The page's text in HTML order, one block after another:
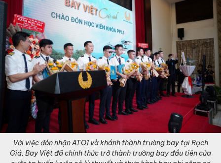
Với việc đón nhận ATO1 và khánh thành trường bay tại Rạch
Giá, Bay Việt đã chính thức trở thành trường bay đầu tiên của